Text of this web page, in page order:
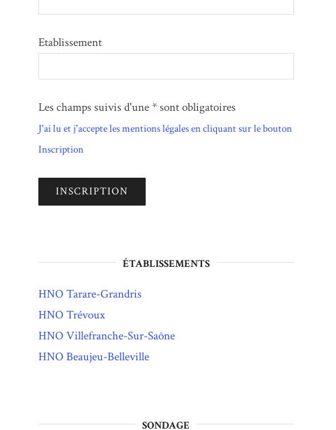
Etablissement
Les champs suivis d'une * sont obligatoires
J'ai lu et j'accepte les mentions légales en cliquant sur le bouton
Inscription
ÉTABLISSEMENTS
HNO Tarare-Grandris
HNO Trévoux
HNO Villefranche-Sur-Saône
HNO Beaujeu-Belleville
SONDAGE